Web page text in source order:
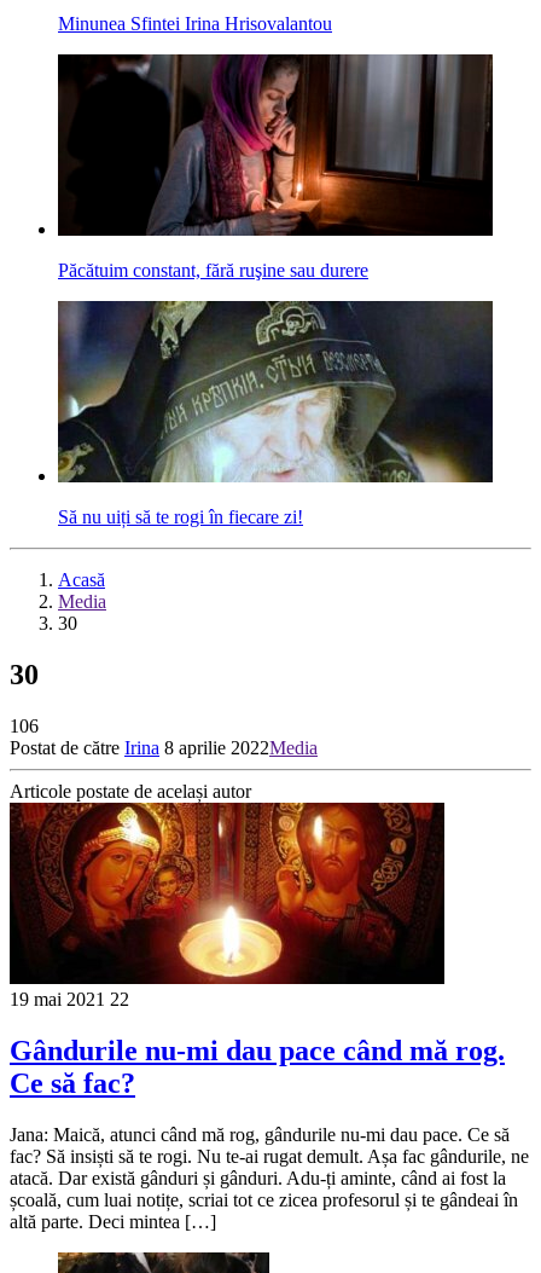
Minunea Sfintei Irina Hrisovalantou
Păcătuim constant, fără ruşine sau durere
Să nu uiți să te rogi în fiecare zi!
Acasă
Media
30
30
106
Postat de către Irina 8 aprilie 2022Media
Articole postate de același autor
19 mai 2021 22
Gândurile nu-mi dau pace când mă rog.
Ce să fac?
Jana: Maică, atunci când mă rog, gândurile nu-mi dau pace. Ce să
fac? Să insiști să te rogi. Nu te-ai rugat demult. Așa fac gândurile, ne
atacă. Dar există gânduri și gânduri. Adu-ți aminte, când ai fost la
școală, cum luai notițe, scriai tot ce zicea profesorul și te gândeai în
altă parte. Deci mintea […]